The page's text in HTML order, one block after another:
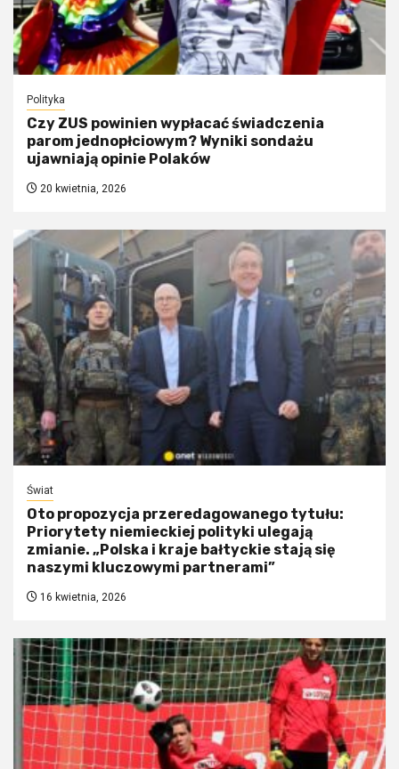
Polityka
Czy ZUS powinien wypłacać świadczenia
parom jednopłciowym? Wyniki sondażu
ujawniają opinie Polaków
20 kwietnia, 2026
Świat
Oto propozycja przeredagowanego tytułu:
Priorytety niemieckiej polityki ulegają
zmianie. „Polska i kraje bałtyckie stają się
naszymi kluczowymi partnerami”
16 kwietnia, 2026